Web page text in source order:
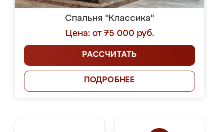
Спальня "Классика"
Цена: от 75 000 руб.
РАССЧИТАТЬ
ПОДРОБНЕЕ